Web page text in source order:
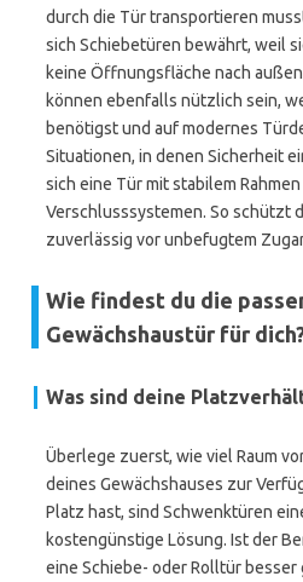
durch die Tür transportieren
sich Schiebetüren bewährt, weil
keine Öffnungsfläche nach
können ebenfalls nützlich sein,
benötigst und auf modernes
Situationen, in denen Sicherheit
sich eine Tür mit stabilem
Verschlusssystemen. So schützt
zuverlässig vor unbefugtem
Wie findest du die
Gewächshaustür für
Was sind deine
Überlege zuerst, wie viel Raum
deines Gewächshauses zur
Platz hast, sind Schwenktüren
kostengünstige Lösung. Ist der
eine Schiebe- oder Rolltür besser